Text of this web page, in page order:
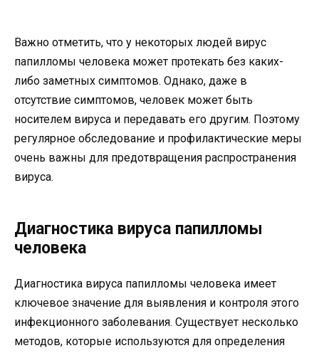
Важно отметить, что у некоторых людей вирус
папилломы человека может протекать без каких-
либо заметных симптомов. Однако, даже в
отсутствие симптомов, человек может быть
носителем вируса и передавать его другим. Поэтому
регулярное обследование и профилактические меры
очень важны для предотвращения распространения
вируса.
Диагностика вируса папилломы
человека
Диагностика вируса папилломы человека имеет
ключевое значение для выявления и контроля этого
инфекционного заболевания. Существует несколько
методов, которые используются для определения